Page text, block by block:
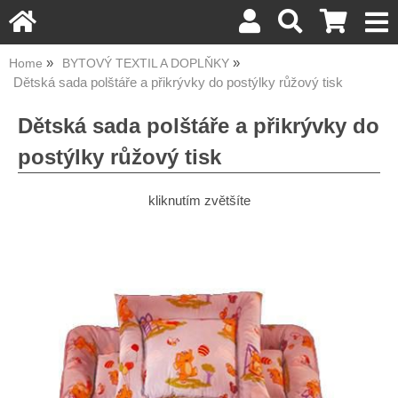
Home BYTOVÝ TEXTIL A DOPLŇKY
Dětská sada polštáře a přikrývky do postýlky růžový tisk
Dětská sada polštáře a přikrývky do
postýlky růžový tisk
kliknutím zvětšíte